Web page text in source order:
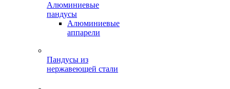
Алюминиевые
пандусы
Алюминиевые
аппарели
Пандусы из
нержавеющей стали